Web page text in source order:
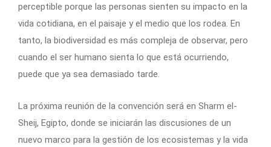
perceptible porque las personas sienten su impacto en la
vida cotidiana, en el paisaje y el medio que los rodea. En
tanto, la biodiversidad es más compleja de observar, pero
cuando el ser humano sienta lo que está ocurriendo,
puede que ya sea demasiado tarde.
La próxima reunión de la convención será en Sharm el-
Sheij, Egipto, donde se iniciarán las discusiones de un
nuevo marco para la gestión de los ecosistemas y la vida